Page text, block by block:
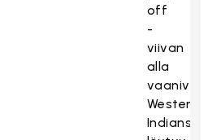
off
-
viivan
alla
vaanivaan
Westend
Indiansiin